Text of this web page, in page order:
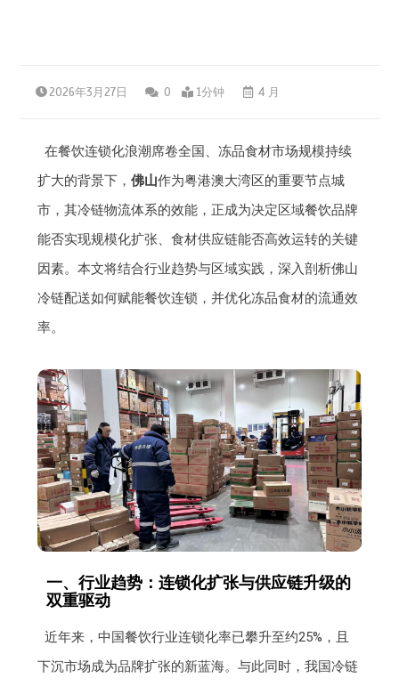
2026年3月27日 0 1分钟 4 月
在餐饮连锁化浪潮席卷全国、冻品食材市场规模持续
扩大的背景下，佛山作为粤港澳大湾区的重要节点城
市，其冷链物流体系的效能，正成为决定区域餐饮品牌
能否实现规模化扩张、食材供应链能否高效运转的关键
因素。本文将结合行业趋势与区域实践，深入剖析佛山
冷链配送如何赋能餐饮连锁，并优化冻品食材的流通效
率。
一、行业趋势：连锁化扩张与供应链升级的
双重驱动
近年来，中国餐饮行业连锁化率已攀升至约25%，且
下沉市场成为品牌扩张的新蓝海。与此同时，我国冷链